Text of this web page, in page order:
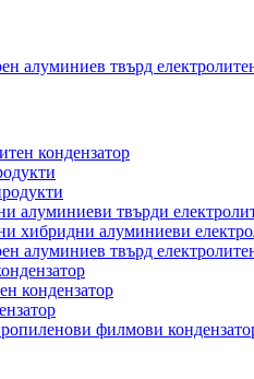
алуминиев твърд
кондензатор
алуминиеви твърди
хибридни алуминиеви
алуминиев твърд
кондензатор
филмови